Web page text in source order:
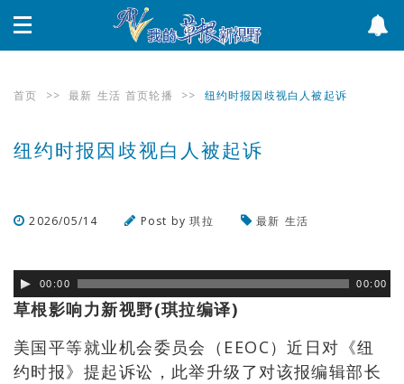
首页 >> 最新 生活 首页轮播 >> 纽约时报因歧视白人被起诉
纽约时报因歧视白人被起诉
2026/05/14 Post by琪拉 最新 生活
00:00 00:00
草根影响力新视野(琪拉编译)
美国平等就业机会委员会（EEOC）近日对《纽
约时报》提起诉讼，此举升级了对该报编辑部长